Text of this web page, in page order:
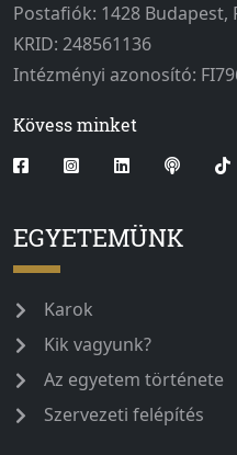
Postafiók: 1428 Budapest,
KRID: 248561136
Intézményi azonosító:
Kövess minket
EGYETEMÜNK
Karok
Kik vagyunk?
Az egyetem története
Szervezeti felépítés